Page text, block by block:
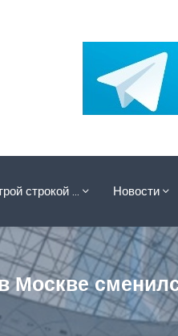
строкой … Новости
Москве